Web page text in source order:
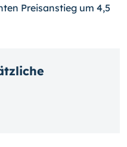
Preisanstieg um 4,5